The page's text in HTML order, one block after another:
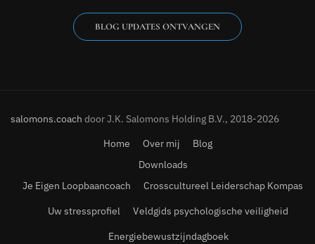
BLOG UPDATES ONTVANGEN
salomons.coach door J.K. Salomons Holding B.V., 2018-2026
Home
Over mij
Blog
Downloads
Je Eigen Loopbaancoach
Crosscultureel Leiderschap Kompas
Uw stressprofiel
Veldgids psychologische veiligheid
Energiebewustzijndagboek